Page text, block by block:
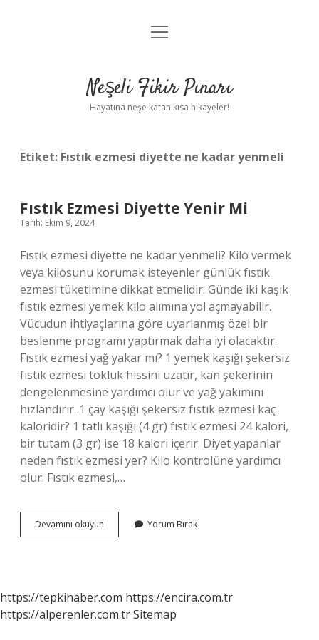
Anasayfa
Yasal Uyarı
menüyü
Neşeli Fikir Pınarı
Hayatına neşe katan kısa hikayeler!
Etiket: Fıstık ezmesi diyette ne kadar yenmeli
Fıstık Ezmesi Diyette Yenir Mi
Tarih: Ekim 9, 2024
Fıstık ezmesi diyette ne kadar yenmeli? Kilo vermek
veya kilosunu korumak isteyenler günlük fıstık
ezmesi tüketimine dikkat etmelidir. Günde iki kaşık
fıstık ezmesi yemek kilo alımına yol açmayabilir.
Vücudun ihtiyaçlarına göre uyarlanmış özel bir
beslenme programı yaptırmak daha iyi olacaktır.
Fıstık ezmesi yağ yakar mı? 1 yemek kaşığı şekersiz
fıstık ezmesi tokluk hissini uzatır, kan şekerinin
dengelenmesine yardımcı olur ve yağ yakımını
hızlandırır. 1 çay kaşığı şekersiz fıstık ezmesi kaç
kaloridir? 1 tatlı kaşığı (4 gr) fıstık ezmesi 24 kalori,
bir tutam (3 gr) ise 18 kalori içerir. Diyet yapanlar
neden fıstık ezmesi yer? Kilo kontrolüne yardımcı
olur: Fıstık ezmesi,…
Devamını okuyun
Ezmesi
Yorum Bırak
https://tepkihaber.com https://encira.com.tr
https://alperenler.com.trSitemap